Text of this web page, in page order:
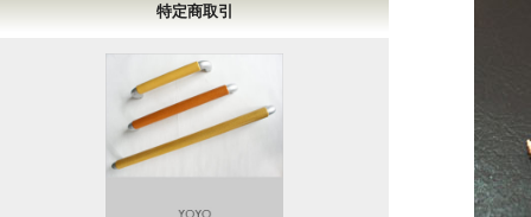
特定商取引